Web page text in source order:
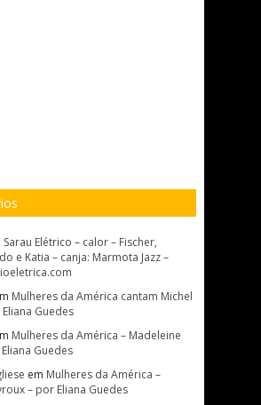
Sarau Elétrico – calor – Fischer,
e Katia – canja: Marmota Jazz –
Mulheres da América cantam Michel
Guedes
Mulheres da América – Madeleine
Guedes
em Mulheres da América –
– por Eliana Guedes